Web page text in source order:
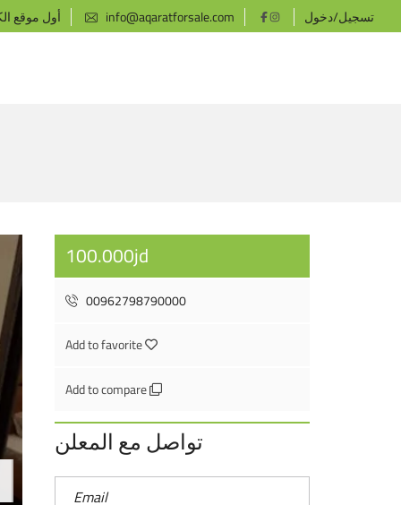
أول موقع info@aqaratforsale.com تسجيل/دخول
100.000jd
00962798790000
Add to favorite
Add to compare
تواصل مع المعلن